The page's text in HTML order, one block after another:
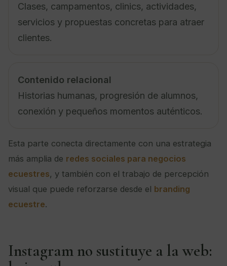
Clases, campamentos, clinics, actividades,
servicios y propuestas concretas para atraer
clientes.
Contenido relacional
Historias humanas, progresión de alumnos,
conexión y pequeños momentos auténticos.
Esta parte conecta directamente con una estrategia
más amplia de redes sociales para negocios
ecuestres, y también con el trabajo de percepción
visual que puede reforzarse desde el branding
ecuestre.
Instagram no sustituye a la web: